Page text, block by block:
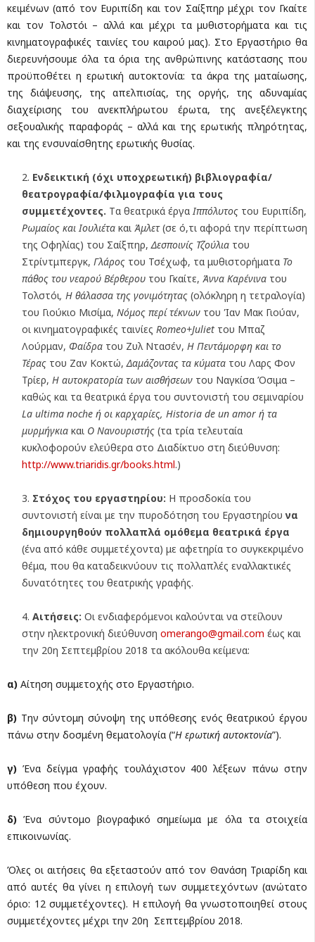
κειμένων (από τον Ευριπίδη και τον Σαίξπηρ μέχρι τον Γκαίτε
και τον Τολστόι – αλλά και μέχρι τα μυθιστορήματα και τις
κινηματογραφικές ταινίες του καιρού μας). Στο Εργαστήριο θα
διερευνήσουμε όλα τα όρια της ανθρώπινης κατάστασης που
προϋποθέτει η ερωτική αυτοκτονία: τα άκρα της ματαίωσης,
της διάψευσης, της απελπισίας, της οργής, της αδυναμίας
διαχείρισης του ανεκπλήρωτου έρωτα, της ανεξέλεγκτης
σεξουαλικής παραφοράς – αλλά και της ερωτικής πληρότητας,
και της ενσυναίσθητης ερωτικής θυσίας.
Ενδεικτική (όχι υποχρεωτική) βιβλιογραφία/
θεατρογραφία/φιλμογραφία για τους
συμμετέχοντες. Tα θεατρικά έργαΙππόλυτος του Ευριπίδη,
Ρωμαίος και Ιουλιέτα και Άμλετ(σε ό,τι αφορά την περίπτωση
της Οφηλίας) του Σαίξπηρ,Δεσποινίς Τζούλια του
Στρίντμπεργκ, Γλάρος του Τσέχωφ, τα μυθιστορήματα Το
πάθος του νεαρού Βέρθερου του Γκαίτε, Άννα Καρένινα του
Τολστόι, Η θάλασσα της γονιμότητας (ολόκληρη η τετραλογία)
του Γιούκιο Μισίμα, Νόμος περί τέκνων του Ίαν Μακ Γιούαν,
οι κινηματογραφικές ταινίες Romeo+Juliet του Μπαζ
Λούρμαν, Φαίδρα του Ζυλ Ντασέν, Η Πεντάμορφη και το
Τέρας του Ζαν Κοκτώ,Δαμάζοντας τα κύματα του Λαρς Φον
Τρίερ, Η αυτοκρατορία των αισθήσεων του Ναγκίσα Όσιμα –
καθώς και τα θεατρικά έργα του συντονιστή του σεμιναρίου
La ultima noche ή οι καρχαρίες, Historia de un amor ή τα
μυρμήγκια και Ο Νανουριστής (τα τρία τελευταία
κυκλοφορούν ελεύθερα στο Διαδίκτυο στη διεύθυνση:
http://www.triaridis.gr/books.html.)
Στόχος του εργαστηρίου: Η προσδοκία του
συντονιστή είναι με την πυροδότηση του Εργαστηρίουνα
δημιουργηθούν πολλαπλά ομόθεμα θεατρικά έργα
(ένα από κάθε συμμετέχοντα) με αφετηρία το συγκεκριμένο
θέμα, που θα καταδεικνύουν τις πολλαπλές εναλλακτικές
δυνατότητες του θεατρικής γραφής.
Αιτήσεις: Οι ενδιαφερόμενοι καλούνται να στείλουν
στην ηλεκτρονική διεύθυνση omerango@gmail.com έως και
την 20η Σεπτεμβρίου 2018 τα ακόλουθα κείμενα:
α) Aίτηση συμμετοχής στο Εργαστήριο.
β) Την σύντομη σύνοψη της υπόθεσης ενός θεατρικού έργου
πάνω στην δοσμένη θεματολογία (“Η ερωτική αυτοκτονία”).
γ) Ένα δείγμα γραφής τουλάχιστον 400 λέξεων πάνω στην
υπόθεση που έχουν.
δ) Ένα σύντομο βιογραφικό σημείωμα με όλα τα στοιχεία
επικοινωνίας.
Όλες οι αιτήσεις θα εξεταστούν από τον Θανάση Τριαρίδη και
από αυτές θα γίνει η επιλογή των συμμετεχόντων (ανώτατο
όριο: 12 συμμετέχοντες). Η επιλογή θα γνωστοποιηθεί στους
συμμετέχοντες μέχρι την 20η Σεπτεμβρίου 2018.